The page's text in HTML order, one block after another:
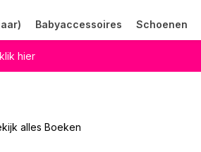
Babyaccessoires Schoenen
hier
alles Boeken